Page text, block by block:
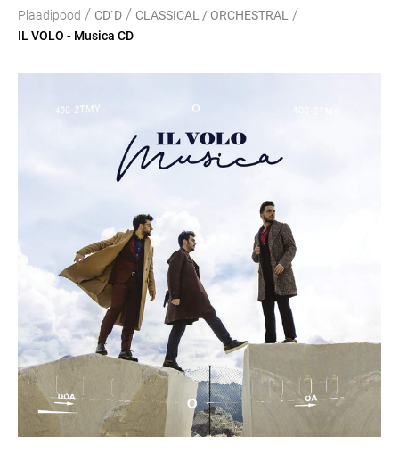
Plaadipood / CD`D / CLASSICAL / ORCHESTRAL /
IL VOLO - Musica CD